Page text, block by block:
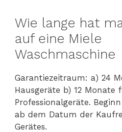
Wie lange hat
auf eine Miele
Waschmaschine
Garantiezeitraum: a) 24
Hausgeräte b) 12 Monate
Professionalgeräte.
ab dem Datum der
Gerätes.